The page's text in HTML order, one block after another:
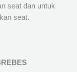
seat dan untuk
seat.